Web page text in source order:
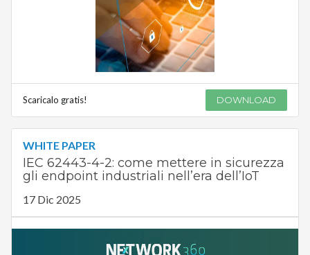
Scaricalo gratis! DOWNLOAD
WHITE PAPER
IEC 62443-4-2: come mettere in sicurezza
gli endpoint industriali nell’era dell’IoT
17 Dic 2025